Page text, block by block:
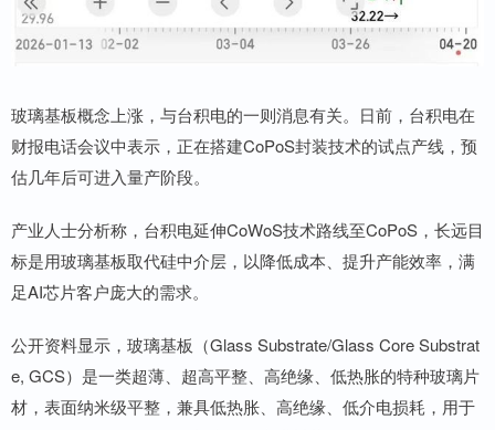
玻璃基板概念上涨，与台积电的一则消息有关。日前，台积电在
财报电话会议中表示，正在搭建CoPoS封装技术的试点产线，预
估几年后可进入量产阶段。
产业人士分析称，台积电延伸CoWoS技术路线至CoPoS，长远目
标是用玻璃基板取代硅中介层，以降低成本、提升产能效率，满
足AI芯片客户庞大的需求。
公开资料显示，玻璃基板（Glass Substrate/Glass Core Substrat
e, GCS）是一类超薄、超高平整、高绝缘、低热胀的特种玻璃片
材，表面纳米级平整，兼具低热胀、高绝缘、低介电损耗，用于